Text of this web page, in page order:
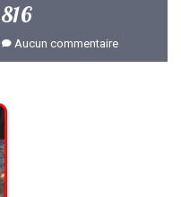
Aucun commentaire